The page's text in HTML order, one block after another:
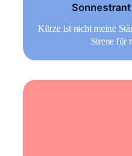
Kürze ist nicht meine
Sirene für